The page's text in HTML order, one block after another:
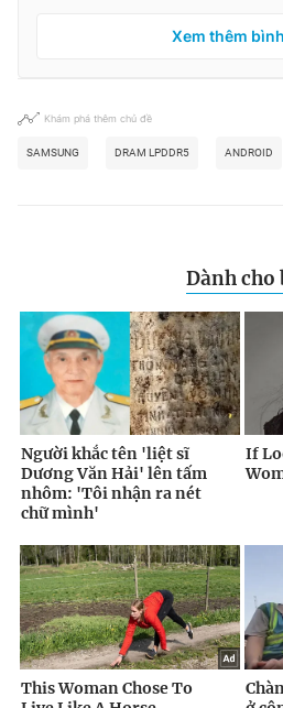
Xem thêm
Khám phá thêm chủ đề
SAMSUNG DRAM LPDDR5 ANDROID